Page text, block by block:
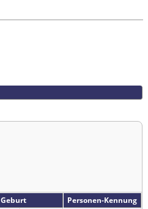
Geburt Personen-Kennung